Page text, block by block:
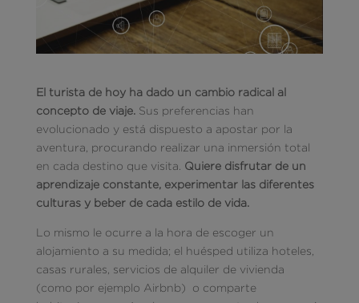
El turista de hoy ha dado un cambio radical al
concepto de viaje. Sus preferencias han
evolucionado y está dispuesto a apostar por la
aventura, procurando realizar una inmersión total
en cada destino que visita. Quiere disfrutar de un
aprendizaje constante, experimentar las diferentes
culturas y beber de cada estilo de vida.
Lo mismo le ocurre a la hora de escoger un
alojamiento a su medida; el huésped utiliza hoteles,
casas rurales, servicios de alquiler de vivienda
(como por ejemplo Airbnb) o comparte